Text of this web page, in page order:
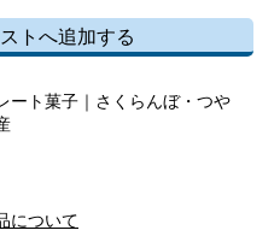
トへ追加する
ート菓子｜さくらんぼ・つや
について